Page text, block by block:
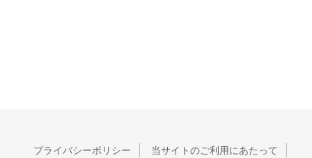
プライバシーポリシー 当サイトのご利用にあたって